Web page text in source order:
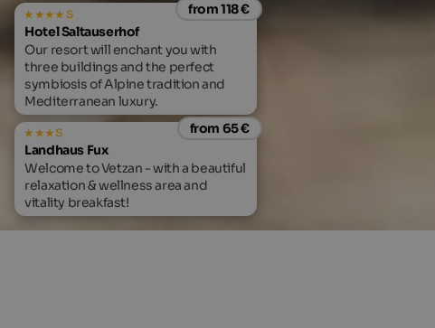
from 118 €
s
Hotel Saltauserhof
Our resort will enchant you with
three buildings and the perfect
symbiosis of Alpine tradition and
Mediterranean luxury.
from 65 €
s
Landhaus Fux
Welcome to Vetzan - with a beautiful
relaxation & wellness area and
vitality breakfast!